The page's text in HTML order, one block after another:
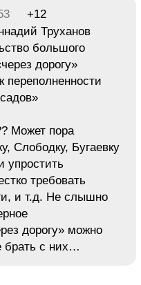
+12
Труханов
большого
дорогу»
переполненности
Может пора
Слободку, Бугаевку
упростить
требовать
и т.д. Не слышно
дорогу» можно
брать с них…